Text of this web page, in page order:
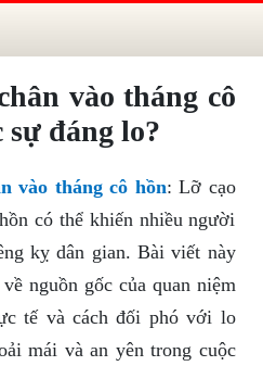
vào tháng cô
đáng lo?
vào tháng cô hồn: Lỡ cạo
có thể khiến nhiều người
kỵ dân gian. Bài viết này
nguồn gốc của quan niệm
tế và cách đối phó với lo
mái và an yên trong cuộc